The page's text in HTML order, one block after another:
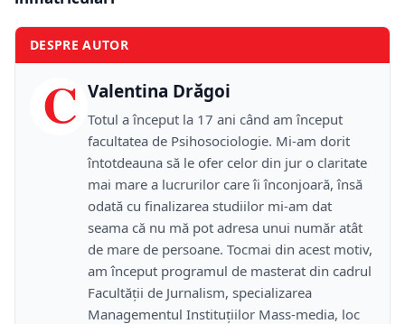
DESPRE AUTOR
C Valentina Drăgoi
Totul a început la 17 ani când am început
facultatea de Psihosociologie. Mi-am dorit
întotdeauna să le ofer celor din jur o claritate
mai mare a lucrurilor care îi înconjoară, însă
odată cu finalizarea studiilor mi-am dat
seama că nu mă pot adresa unui număr atât
de mare de persoane. Tocmai din acest motiv,
am început programul de masterat din cadrul
Facultății de Jurnalism, specializarea
Managementul Instituțiilor Mass-media, loc